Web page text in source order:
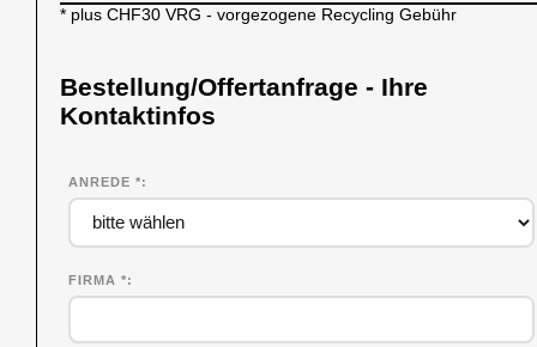
* plus CHF30 VRG - vorgezogene Recycling Gebühr
Bestellung/Offertanfrage - Ihre
Kontaktinfos
ANREDE *
FIRMA*